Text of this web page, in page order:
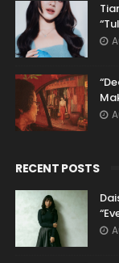
RECENT POSTS